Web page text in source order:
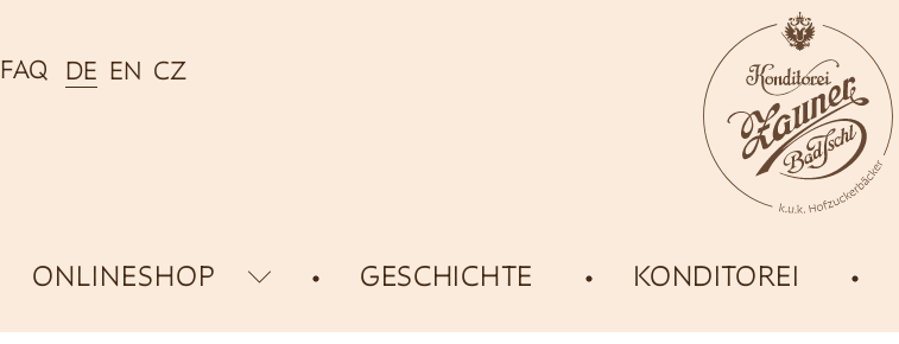
FAQ DE EN CZ
ONLINESHOP GESCHICHTE KONDITOREI